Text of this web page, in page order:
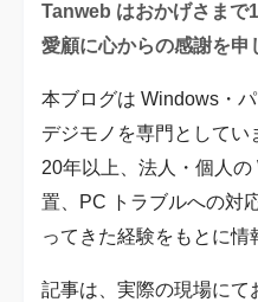
Tanweb はおかげさまで
愛顧に心からの感謝を申
本ブログは Windows・
デジモノを専門としてい
20年以上、法人・個人
置、PC トラブルへの対
ってきた経験をもとに情
記事は、実際の現場にて